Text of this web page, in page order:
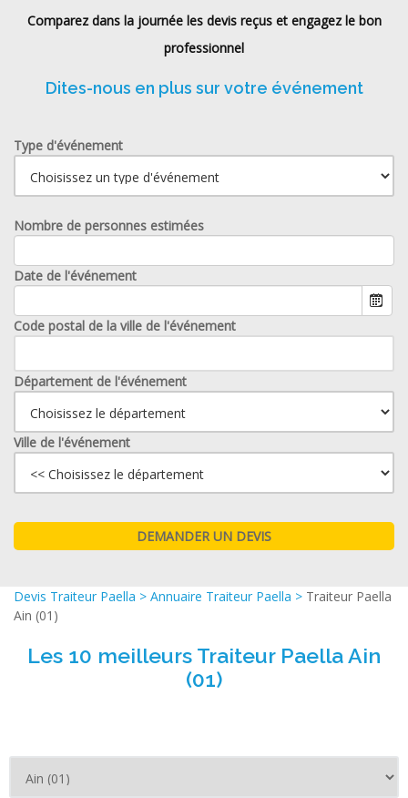
Comparez dans la journée les devis reçus et engagez le bon
professionnel
Dites-nous en plus sur votre événement
Type d'événement
Nombre de personnes estimées
Date de l'événement
Code postal de la ville de l'événement
Département de l'événement
Ville de l'événement
Devis Traiteur Paella > Annuaire Traiteur Paella > Traiteur Paella
Ain (01)
Les 10 meilleurs Traiteur Paella Ain
(01)